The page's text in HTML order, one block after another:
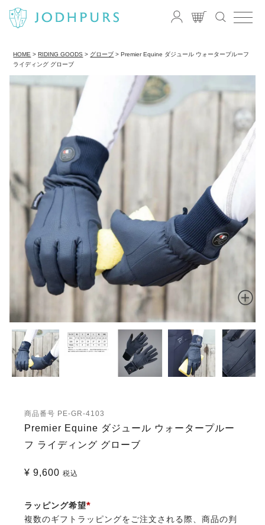
HOME RIDING GOODS グローブ
Premier Equine ダジュール ウォータープルーフ
ライディング グローブ
商品番号 PE-GR-4103
Premier Equine ダジュール ウォータープルー
フ ライディング グローブ
¥ 9,600 税込
ラッピング希望
(必
複数のギフトラッピングをご注文される際、商品の判